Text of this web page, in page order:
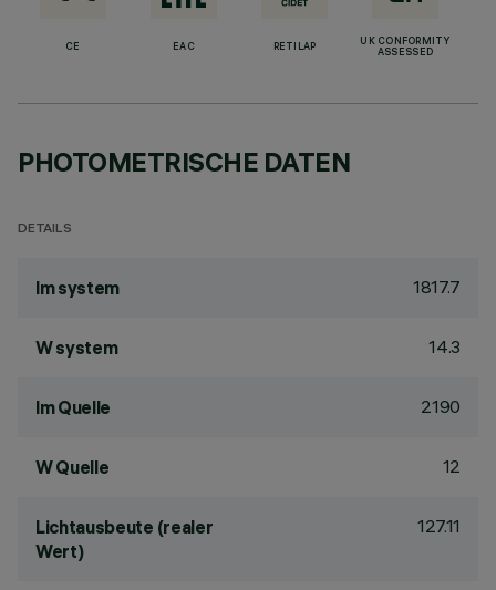
CE EAC RETILAP
UK CONFORMITY
ASSESSED
PHOTOMETRISCHE DATEN
DETAILS
lm system 1817.7
W system 14.3
lm Quelle 2190
W Quelle 12
Lichtausbeute (realer
Wert)
127.11